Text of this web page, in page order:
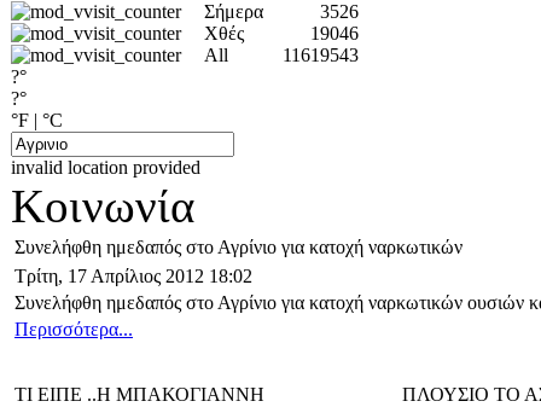
Σήμερα
3526
Χθές
19046
All
11619543
?°
?°
°F | °C
invalid location provided
Κοινωνία
Συνελήφθη ημεδαπός στο Αγρίνιο για κατοχή ναρκωτικών
Τρίτη, 17 Απρίλιος 2012 18:02
Συνελήφθη ημεδαπός στο Αγρίνιο για κατοχή ναρκωτικών ουσιών
Περισσότερα...
ΤΙ ΕΙΠΕ ..Η ΜΠΑΚΟΓΙΑΝΝΗ
ΠΛΟΥΣΙΟ ΤΟ